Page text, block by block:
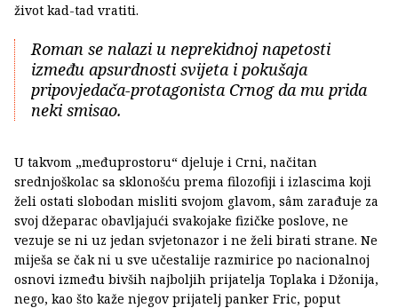
život kad-tad vratiti.
Roman se nalazi u neprekidnoj napetosti
između apsurdnosti svijeta i pokušaja
pripovjedača-protagonista Crnog da mu prida
neki smisao.
U takvom „međuprostoru“ djeluje i Crni, načitan
srednjoškolac sa sklonošću prema filozofiji i izlascima koji
želi ostati slobodan misliti svojom glavom, sâm zarađuje za
svoj džeparac obavljajući svakojake fizičke poslove, ne
vezuje se ni uz jedan svjetonazor i ne želi birati strane. Ne
miješa se čak ni u sve učestalije razmirice po nacionalnoj
osnovi između bivših najboljih prijatelja Toplaka i Džonija,
nego, kao što kaže njegov prijatelj panker Fric, poput